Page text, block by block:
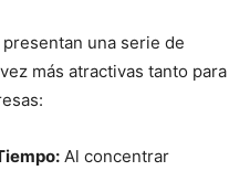
una serie de
más atractivas tanto para
Al concentrar